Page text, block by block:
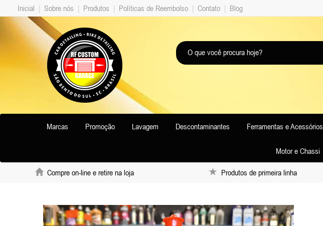
Inicial | Sobre nós | Produtos | Políticas de Reembolso | Contato | Blog
Marcas Promoção Lavagem Descontaminantes Ferramentas e Acessórios
Motor e Chassi
Compre on-line e retire na loja Produtos de primeira linha